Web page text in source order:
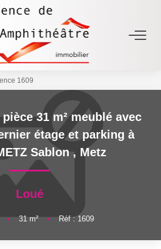
ACHETER
ESTIMER
FAIRE GÉRER
AGENCE
1609
31 m² meublé avec
étage et parking à
Sablon, Metz
Loué
• 31m² • Réf : 1609